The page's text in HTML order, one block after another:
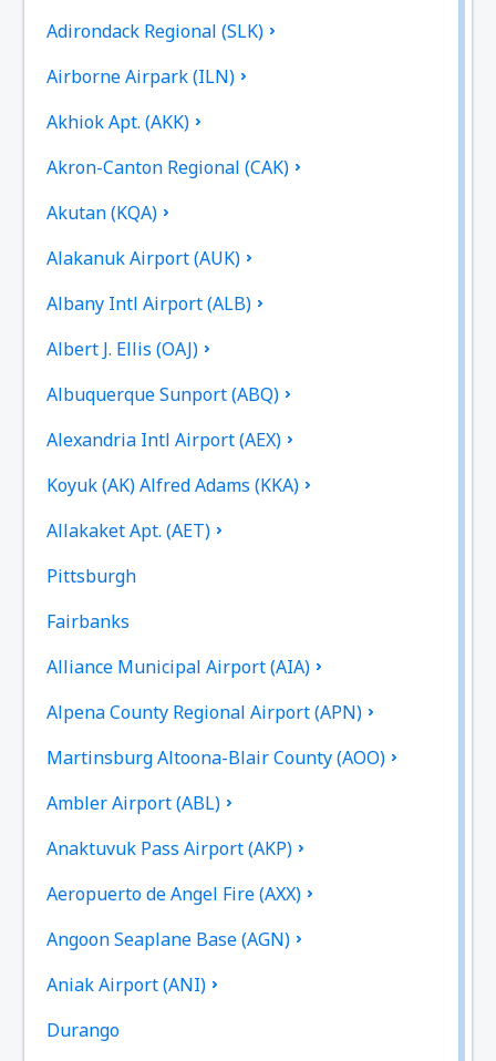
Adirondack Regional (SLK)
Airborne Airpark (ILN)
Akhiok Apt. (AKK)
Akron-Canton Regional (CAK)
Akutan (KQA)
Alakanuk Airport (AUK)
Albany Intl Airport (ALB)
Albert J. Ellis (OAJ)
Albuquerque Sunport (ABQ)
Alexandria Intl Airport (AEX)
Koyuk (AK) Alfred Adams (KKA)
Allakaket Apt. (AET)
Pittsburgh
Fairbanks
Alliance Municipal Airport (AIA)
Alpena County Regional Airport (APN)
Martinsburg Altoona-Blair County (AOO)
Ambler Airport (ABL)
Anaktuvuk Pass Airport (AKP)
Aeropuerto de Angel Fire (AXX)
Angoon Seaplane Base (AGN)
Aniak Airport (ANI)
Durango